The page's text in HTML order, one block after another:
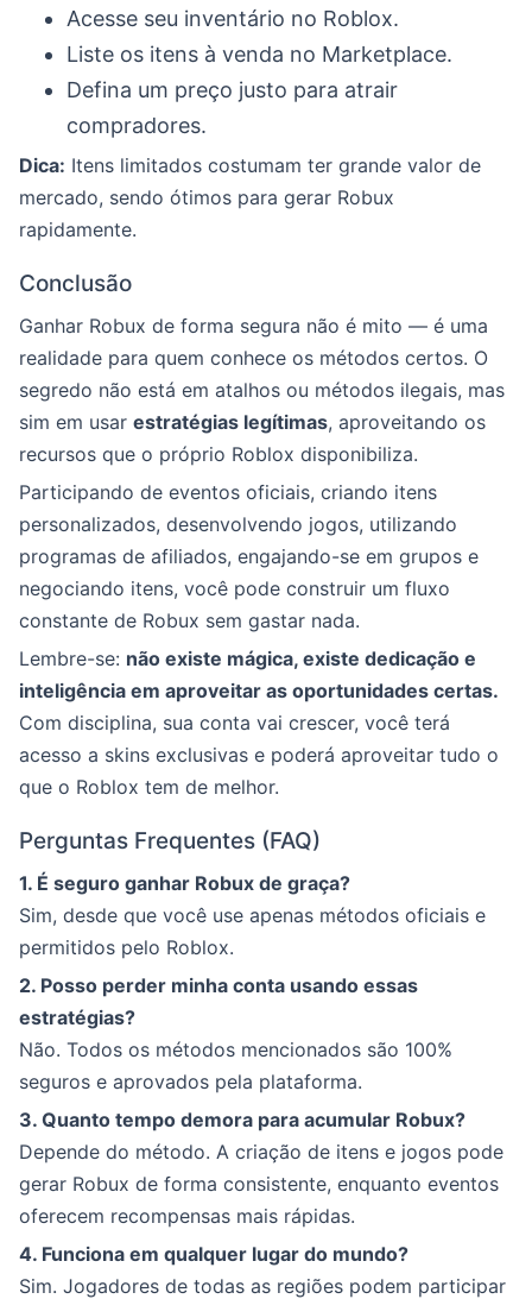
Acesse seu inventário no Roblox.
Liste os itens à venda no Marketplace.
Defina um preço justo para atrair
compradores.
Dica: Itens limitados costumam ter grande valor de
mercado, sendo ótimos para gerar Robux
rapidamente.
Conclusão
Ganhar Robux de forma segura não é mito — é uma
realidade para quem conhece os métodos certos. O
segredo não está em atalhos ou métodos ilegais, mas
sim em usar estratégias legítimas, aproveitando os
recursos que o próprio Roblox disponibiliza.
Participando de eventos oficiais, criando itens
personalizados, desenvolvendo jogos, utilizando
programas de afiliados, engajando-se em grupos e
negociando itens, você pode construir um fluxo
constante de Robux sem gastar nada.
Lembre-se: não existe mágica, existe dedicação e
inteligência em aproveitar as oportunidades certas.
Com disciplina, sua conta vai crescer, você terá
acesso a skins exclusivas e poderá aproveitar tudo o
que o Roblox tem de melhor.
Perguntas Frequentes (FAQ)
1. É seguro ganhar Robux de graça?
Sim, desde que você use apenas métodos oficiais e
permitidos pelo Roblox.
2. Posso perder minha conta usando essas
estratégias?
Não. Todos os métodos mencionados são 100%
seguros e aprovados pela plataforma.
3. Quanto tempo demora para acumular Robux?
Depende do método. A criação de itens e jogos pode
gerar Robux de forma consistente, enquanto eventos
oferecem recompensas mais rápidas.
4. Funciona em qualquer lugar do mundo?
Sim. Jogadores de todas as regiões podem participar